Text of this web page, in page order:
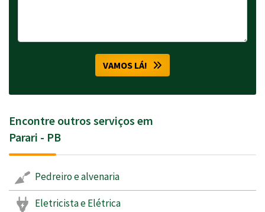
VAMOS LÁ!
Encontre outros serviços em
Parari - PB
Pedreiro e alvenaria
Eletricista e Elétrica